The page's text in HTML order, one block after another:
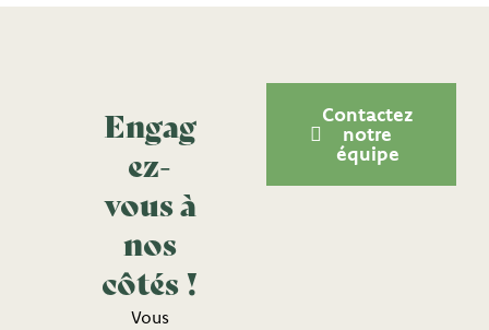
Engag
ez-
vous à
nos
côtés !
Vous
Contactez
notre
équipe